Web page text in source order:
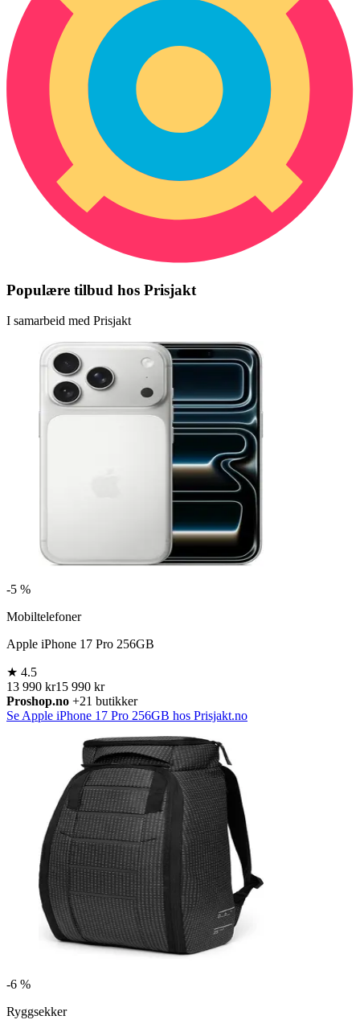
Populære tilbud hos Prisjakt
I samarbeid med Prisjakt
-5 %
Mobiltelefoner
Apple iPhone 17 Pro 256GB
★ 4.5
13 990 kr15 990 kr
Proshop.no +21 butikker
Se Apple iPhone 17 Pro 256GB hos Prisjakt.no
-6 %
Ryggsekker